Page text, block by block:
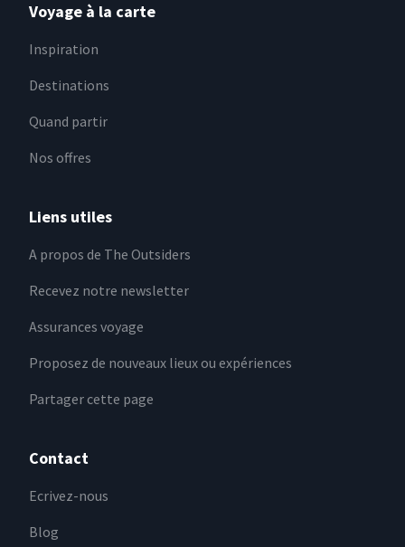
Voyage à la carte
Inspiration
Destinations
Quand partir
Nos offres
Liens utiles
A propos de The Outsiders
Recevez notre newsletter
Assurances voyage
Proposez de nouveaux lieux ou expériences
Partager cette page
Contact
Ecrivez-nous
Blog